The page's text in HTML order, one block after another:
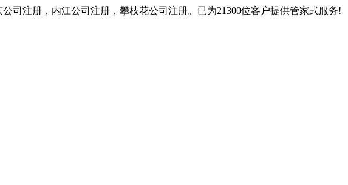
司注册，内江公司注册，攀枝花公司注册。已为21300位客户提供管家式服务!